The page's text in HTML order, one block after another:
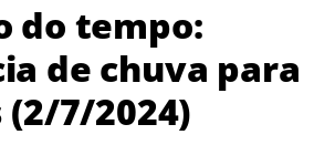
do tempo:
de chuva para
(2/7/2024)